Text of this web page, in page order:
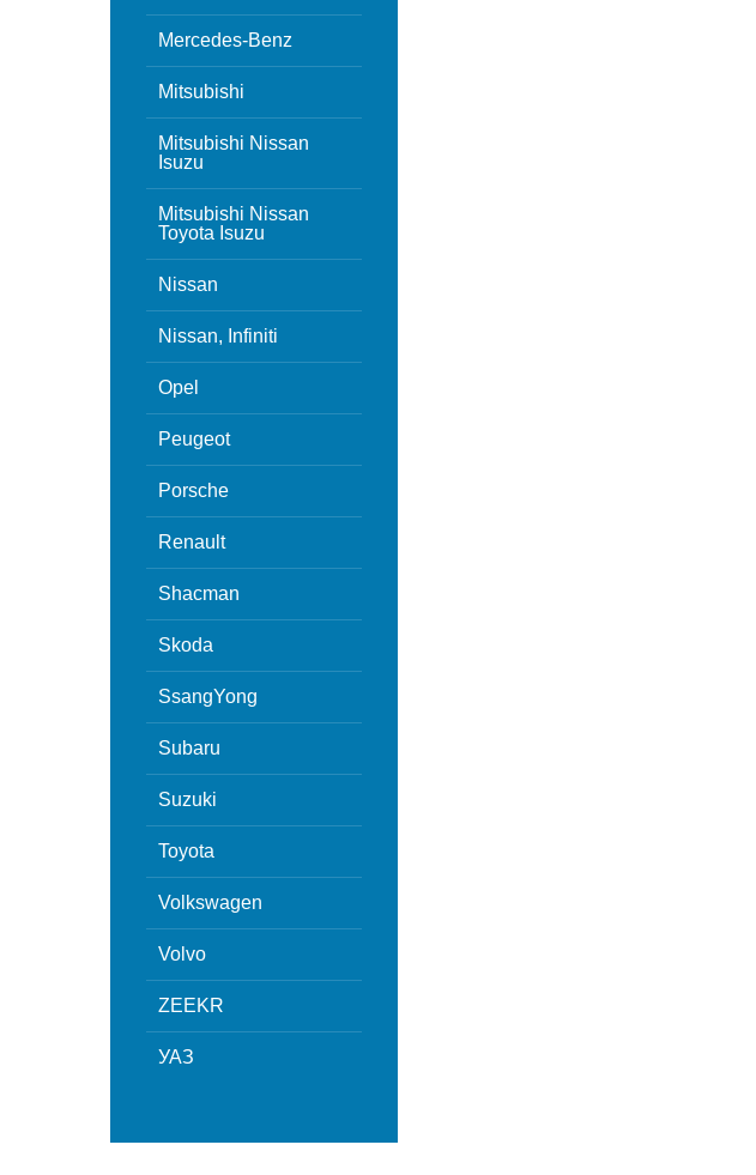
Mercedes-Benz
Mitsubishi
Mitsubishi Nissan
Isuzu
Mitsubishi Nissan
Toyota Isuzu
Nissan
Nissan, Infiniti
Opel
Peugeot
Porsche
Renault
Shacman
Skoda
SsangYong
Subaru
Suzuki
Toyota
Volkswagen
Volvo
ZEEKR
УАЗ